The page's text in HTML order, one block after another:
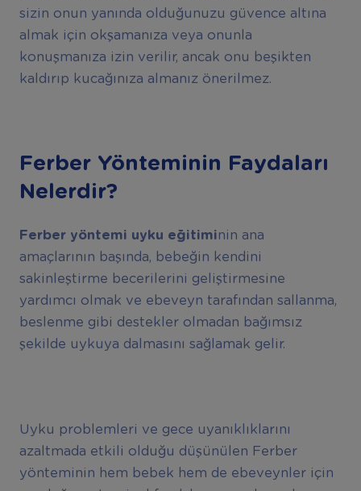
sizin onun yanında olduğunuzu güvence altına
almak için okşamanıza veya onunla
konuşmanıza izin verilir, ancak onu beşikten
kaldırıp kucağınıza almanız önerilmez.
Ferber Yönteminin Faydaları
Nelerdir?
Ferber yöntemi uyku eğitiminin ana
amaçlarının başında, bebeğin kendini
sakinleştirme becerilerini geliştirmesine
yardımcı olmak ve ebeveyn tarafından sallanma,
beslenme gibi destekler olmadan bağımsız
şekilde uykuya dalmasını sağlamak gelir.
Uyku problemleri ve gece uyanıklıklarını
azaltmada etkili olduğu düşünülen Ferber
yönteminin hem bebek hem de ebeveynler için